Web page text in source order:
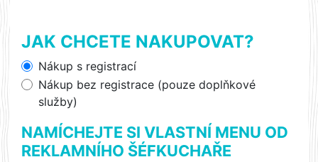
JAK CHCETE NAKUPOVAT?
Nákup s registrací
Nákup bez registrace (pouze doplňkové
služby)
NAMÍCHEJTE SI VLASTNÍ MENU OD
REKLAMNÍHO ŠÉFKUCHAŘE